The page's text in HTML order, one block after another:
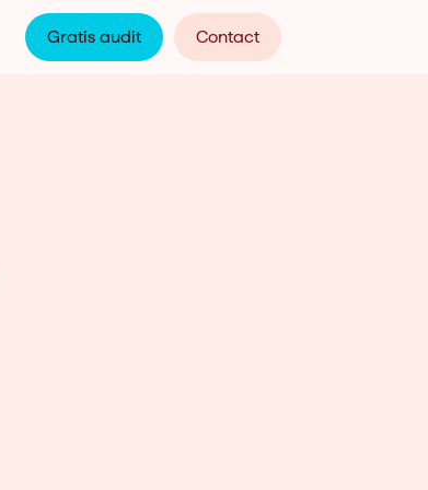
Gratis audit Contact